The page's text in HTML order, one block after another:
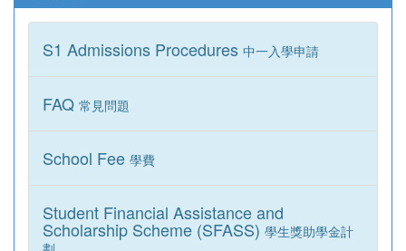
S1 Admissions Procedures 中一入學申請
FAQ 常見問題
School Fee 學費
Student Financial Assistance and
Scholarship Scheme (SFASS) 學生獎助學金計